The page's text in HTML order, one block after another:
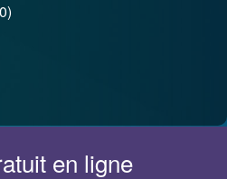
en ligne